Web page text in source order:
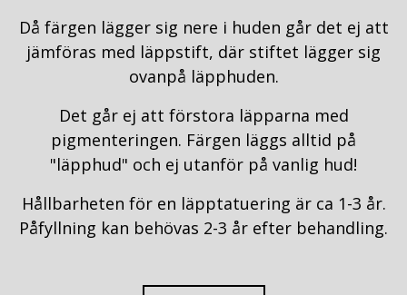
Då färgen lägger sig nere i huden går det ej att
jämföras med läppstift, där stiftet lägger sig
ovanpå läpphuden.
Det går ej att förstora läpparna med
pigmenteringen. Färgen läggs alltid på
"läpphud" och ej utanför på vanlig hud!
Hållbarheten för en läpptatuering är ca 1-3 år.
Påfyllning kan behövas 2-3 år efter behandling.